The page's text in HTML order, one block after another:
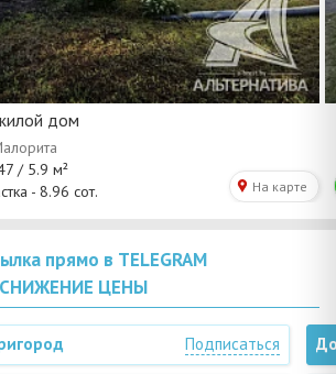
дом
прямо в TELEGRAM
ЦЕНЫ
Подписаться